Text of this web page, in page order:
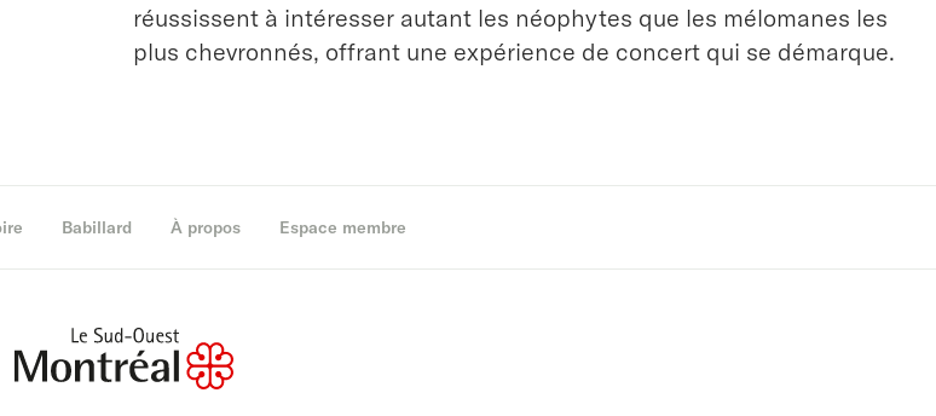
réussissent à intéresser autant les néophytes que les mélomanes les
plus chevronnés, offrant une expérience de concert qui se démarque.
Babillard À propos Espace membre